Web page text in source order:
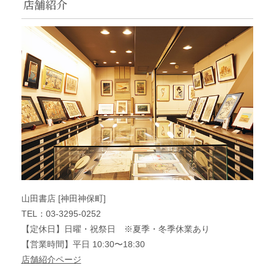
店舗紹介
山田書店 [神田神保町]
TEL：03-3295-0252
【定休日】日曜・祝祭日 ※夏季・冬季休業あり
【営業時間】平日 10:30〜18:30
店舗紹介ページ